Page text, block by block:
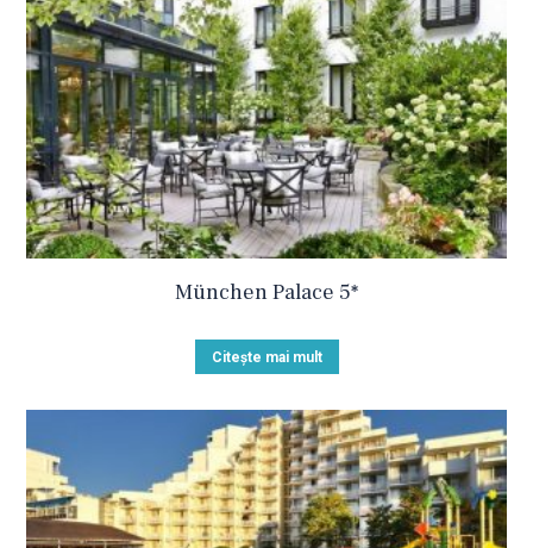
München Palace 5*
Citește mai mult